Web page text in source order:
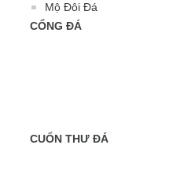
Mộ Đôi Đá
CỔNG ĐÁ
CUỐN THƯ ĐÁ